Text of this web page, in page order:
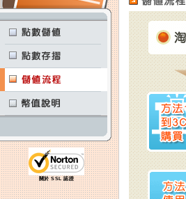
關於 SSL 認證